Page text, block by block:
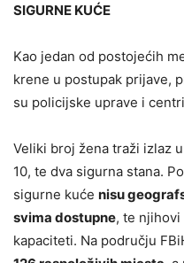
SIGURNE KUĆE
Kao jedan od postojećih
krene u postupak prijave,
su policijske uprave i
Veliki broj žena traži izlaz
10, te dva sigurna stana.
sigurne kuće nisu
svima dostupne, te
kapaciteti. Na području